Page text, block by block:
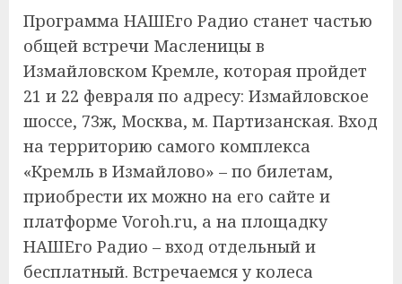
Программа НАШЕго Радио станет частью
общей встречи Масленицы в
Измайловском Кремле, которая пройдет
21 и 22 февраля по адресу: Измайловское
шоссе, 73ж, Москва, м. Партизанская. Вход
на территорию самого комплекса
«Кремль в Измайлово» – по билетам,
приобрести их можно на его сайте и
платформе Voroh.ru, а на площадку
НАШЕго Радио – вход отдельный и
бесплатный. Встречаемся у колеса